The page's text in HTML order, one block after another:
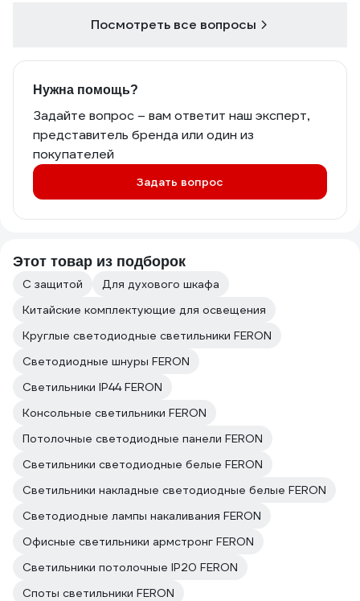
Посмотреть все вопросы
Нужна помощь?
Задайте вопрос – вам ответит наш эксперт,
представитель бренда или один из
покупателей
Задать вопрос
Этот товар из подборок
С защитой
Для духового шкафа
Китайские комплектующие для освещения
Круглые светодиодные светильники FERON
Светодиодные шнуры FERON
Светильники IP44 FERON
Консольные светильники FERON
Потолочные светодиодные панели FERON
Светильники светодиодные белые FERON
Светильники накладные светодиодные белые FERON
Светодиодные лампы накаливания FERON
Офисные светильники армстронг FERON
Светильники потолочные IP20 FERON
Споты светильники FERON